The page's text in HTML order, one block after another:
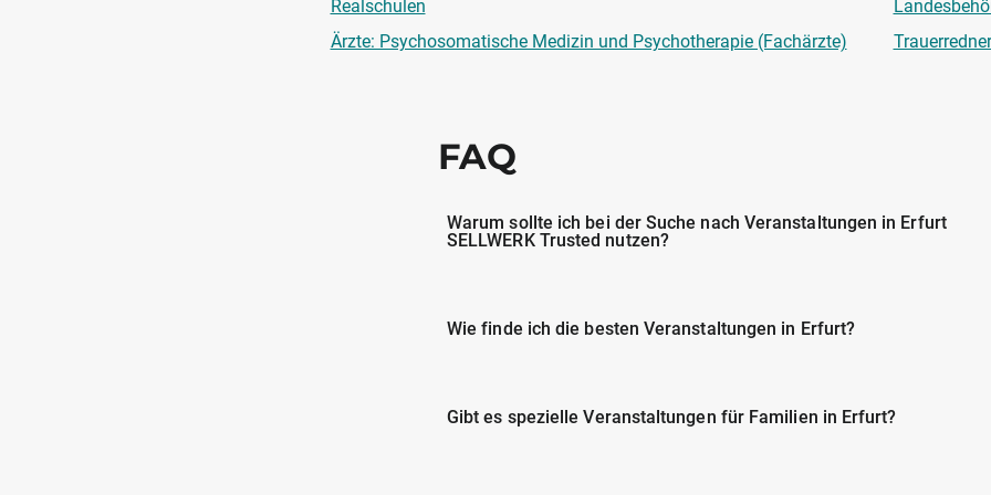
Realschulen
Ärzte: Psychosomatische Medizin und Psychotherapie (Fachärzte)
Trauerredner
FAQ
Warum sollte ich bei der Suche nach Veranstaltungen in Erfurt
SELLWERK Trusted nutzen?
Wie finde ich die besten Veranstaltungen in Erfurt?
Gibt es spezielle Veranstaltungen für Familien in Erfurt?